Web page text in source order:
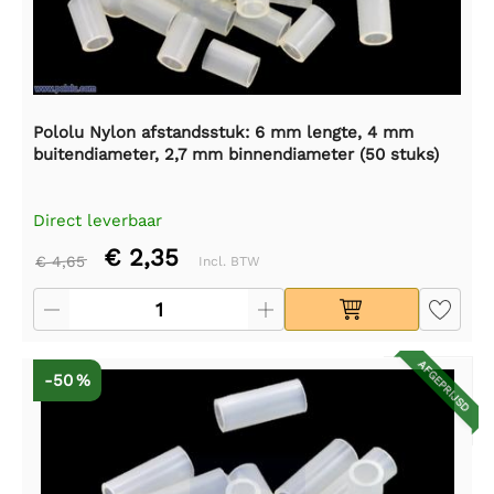
Pololu Nylon afstandsstuk: 6 mm lengte, 4 mm
buitendiameter, 2,7 mm binnendiameter (50 stuks)
Direct leverbaar
€ 4,65 € 2,35 Incl. BTW
AFGEPRIJSD
-50 %